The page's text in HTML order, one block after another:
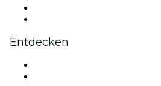
Entdecken